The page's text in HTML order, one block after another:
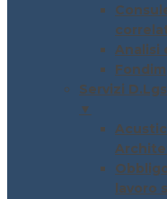
Analisi
Servizi
▼
lavoro